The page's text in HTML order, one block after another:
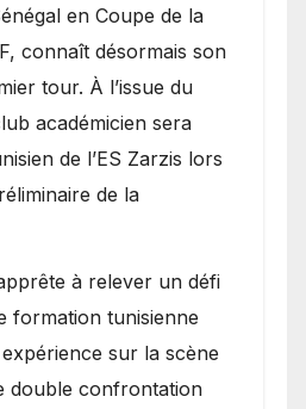
en Coupe de la
connaît désormais son
tour. À l’issue du
académicien sera
de l’ES Zarzis lors
de la
à relever un défi
formation tunisienne
sur la scène
double confrontation